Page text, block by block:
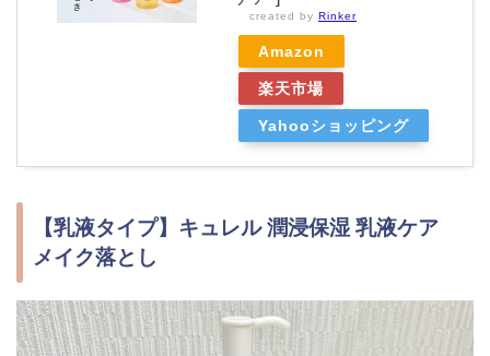
created by Rinker
Amazon
楽天市場
Yahooショッピング
【乳液タイプ】キュレル 潤浸保湿 乳液ケア
メイク落とし